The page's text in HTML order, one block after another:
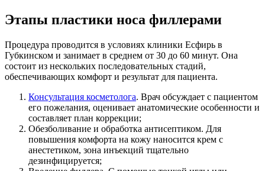
Этапы пластики носа филлерами
Процедура проводится в условиях клиники Есфирь в
Губкинском и занимает в среднем от 30 до 60 минут. Она
состоит из нескольких последовательных стадий,
обеспечивающих комфорт и результат для пациента.
Консультация косметолога. Врач обсуждает с пациентом
его пожелания, оценивает анатомические особенности и
составляет план коррекции;
Обезболивание и обработка антисептиком. Для
повышения комфорта на кожу наносится крем с
анестетиком, зона инъекций тщательно
дезинфицируется;